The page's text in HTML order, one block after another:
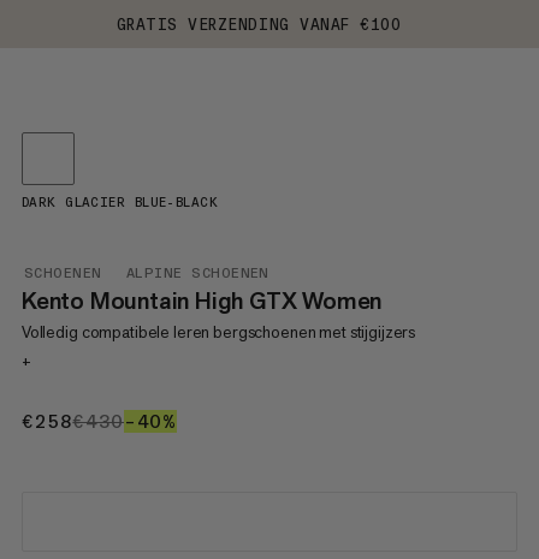
GRATIS VERZENDING VANAF €100
SCHOENEN ALPINE SCHOENEN
Kento Mountain High GTX Women
Volledig compatibele leren bergschoenen met stijgijzers
+
€258€258
€430€430
–40%
DARK GLACIER BLUE-BLACK